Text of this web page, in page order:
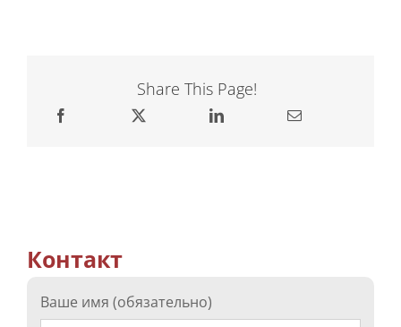
Share This Page!
Контакт
Ваше имя (обязательно)